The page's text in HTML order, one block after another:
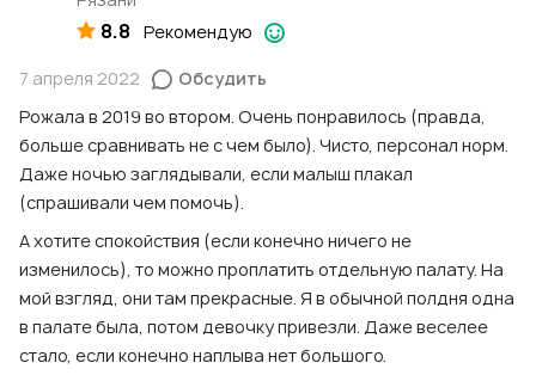
ВКонтакте, 2023
8.8 Рекомендую
7 апреля 2022
Обсудить
Рожала в 2019 во втором. Очень понравилось (правда,
больше сравнивать не с чем было). Чисто, персонал норм.
Даже ночью заглядывали, если малыш плакал
(спрашивали чем помочь).
А хотите спокойствия (если конечно ничего не
изменилось), то можно проплатить отдельную палату. На
мой взгляд, они там прекрасные. Я в обычной полдня одна
в палате была, потом девочку привезли. Даже веселее
стало, если конечно наплыва нет большого.